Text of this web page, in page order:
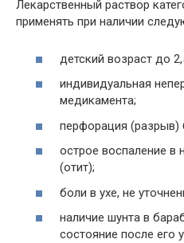
Лекарственный раствор
применять при наличии
детский возраст до
индивидуальная
медикамента;
перфорация (разрыв)
острое воспаление в
(отит);
боли в ухе, не
наличие шунта в
состояние после его